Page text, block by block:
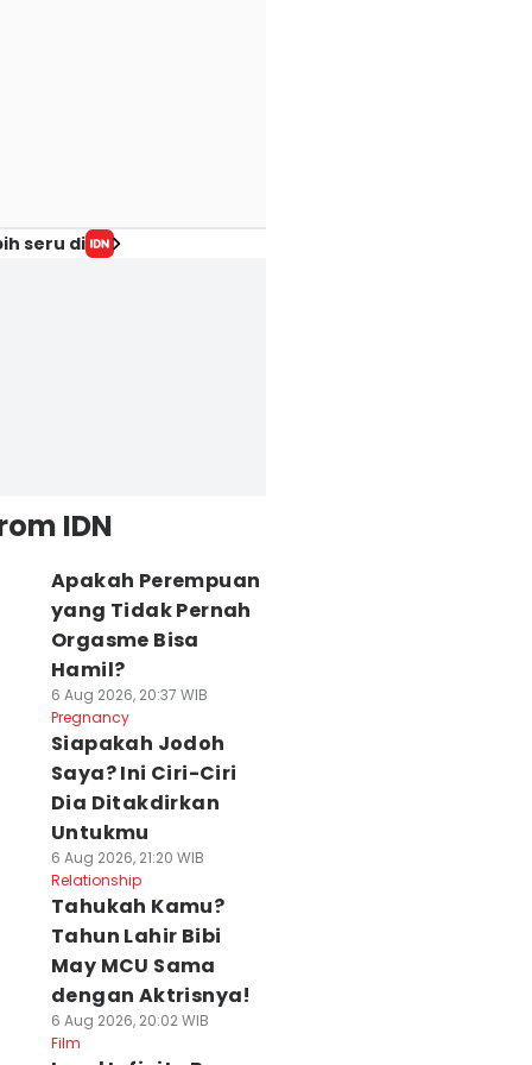
seru di
IDN
Apakah Perempuan
yang Tidak Pernah
Orgasme Bisa
Hamil?
6 Aug 2026, 20:37 WIB
Pregnancy
Siapakah Jodoh
Saya? Ini Ciri-Ciri
Dia Ditakdirkan
Untukmu
6 Aug 2026, 21:20 WIB
Relationship
Tahukah Kamu?
Tahun Lahir Bibi
May MCU Sama
dengan Aktrisnya!
6 Aug 2026, 20:02 WIB
Film